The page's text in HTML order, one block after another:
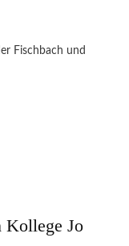
Fischbach und
Kollege Jo